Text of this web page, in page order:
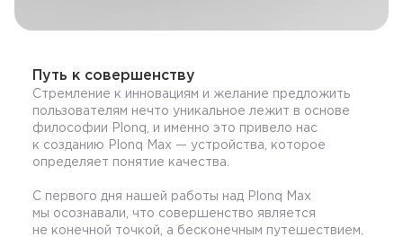
Путь к совершенству
Стремление к инновациям и желание предложить
пользователям нечто уникальное лежит в основе
философии Plonq, и именно это привело нас
к созданию Plonq Max — устройства, которое
определяет понятие качества.
С первого дня нашей работы над Plonq Max
мы осознавали, что совершенство является
не конечной точкой, а бесконечным путешествием.